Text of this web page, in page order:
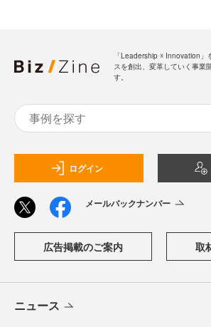
「Leadership ☓ Innovation」
スを創出、変革していく事業
す。
ログイン
メールバックナンバー
広告掲載のご案内 取
ニュース